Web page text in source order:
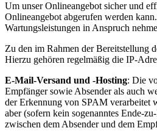
Um unser Onlineangebot sicher und
Onlineangebot abgerufen werden
Wartungsleistungen in Anspruch
Zu den im Rahmen der Bereitstellung
Hierzu gehören regelmäßig die IP-
E-Mail-Versand und -Hosting: Die
Empfänger sowie Absender als auch
der Erkennung von SPAM verarbeitet
aber (sofern kein sogenanntes Ende-
zwischen dem Absender und dem